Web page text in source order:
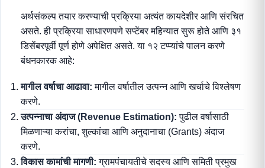
अर्थसंकल्प तयार करण्याची प्रक्रिया अत्यंत कायदेशीर आणि संरचित
असते. ही प्रक्रिया साधारणपणे सप्टेंबर महिन्यात सुरू होते आणि ३१
डिसेंबरपूर्वी पूर्ण होणे अपेक्षित असते. या १२ टप्प्यांचे पालन करणे
बंधनकारक आहे:
मागील वर्षाचा आढावा: मागील वर्षातील उत्पन्न आणि खर्चाचे विश्लेषण
करणे.
उत्पन्नाचा अंदाज (Revenue Estimation): पुढील वर्षासाठी
मिळणाऱ्या करांचा, शुल्कांचा आणि अनुदानाचा (Grants) अंदाज
करणे.
विकास कामांची मागणी: ग्रामपंचायतीचे सदस्य आणि समिती प्रमुख